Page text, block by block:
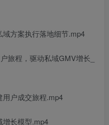
方案执行落地细节.mp4
旅程，驱动私域GMV增长_
用户成交旅程.mp4
增长模型.mp4